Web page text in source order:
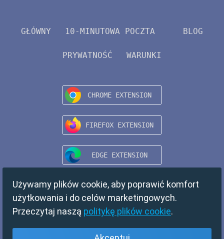
GŁÓWNY 10-MINUTOWA POCZTA BLOG
PRYWATNOŚĆ WARUNKI
Używamy plików cookie, aby poprawić komfort
użytkowania i do celów marketingowych.
Przeczytaj naszą politykę plików cookie.